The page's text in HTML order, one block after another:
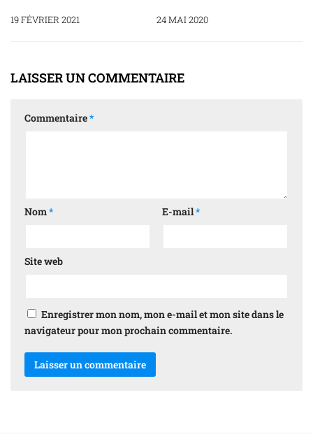
19 FÉVRIER 2021 24 MAI 2020
LAISSER UN COMMENTAIRE
Commentaire*
Nom* E-mail*
Site web
Enregistrer mon nom, mon e-mail et mon site dans le
navigateur pour mon prochain commentaire.